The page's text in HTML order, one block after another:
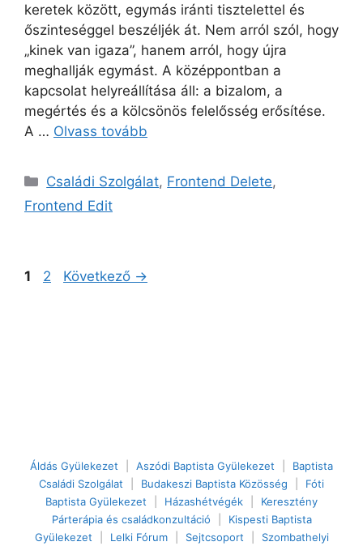
keretek között, egymás iránti tisztelettel és
őszinteséggel beszéljék át. Nem arról szól, hogy
„kinek van igaza”, hanem arról, hogy újra
meghallják egymást. A középpontban a
kapcsolat helyreállítása áll: a bizalom, a
megértés és a kölcsönös felelősség erősítése.
A … Olvass tovább
Kategória
Családi Szolgálat, Frontend Delete,
Frontend Edit
Oldal
1 Oldal
2 Következő →
Áldás Gyülekezet Aszódi Baptista Gyülekezet
Baptista
Családi Szolgálat
Budakeszi Baptista Közösség
Fóti
Baptista Gyülekezet
Házashétvégék
Keresztény
Párterápia és családkonzultáció
Kispesti Baptista
Gyülekezet
Lelki Fórum Sejtcsoport Szombathelyi